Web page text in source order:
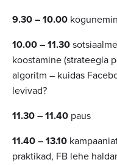
9.30 – 10.00
10.00 – 11.30
koostamine (strateegia
algoritm – kuidas
levivad?
11.30 – 11.40 paus
11.40 – 13.10
praktikad, FB lehe